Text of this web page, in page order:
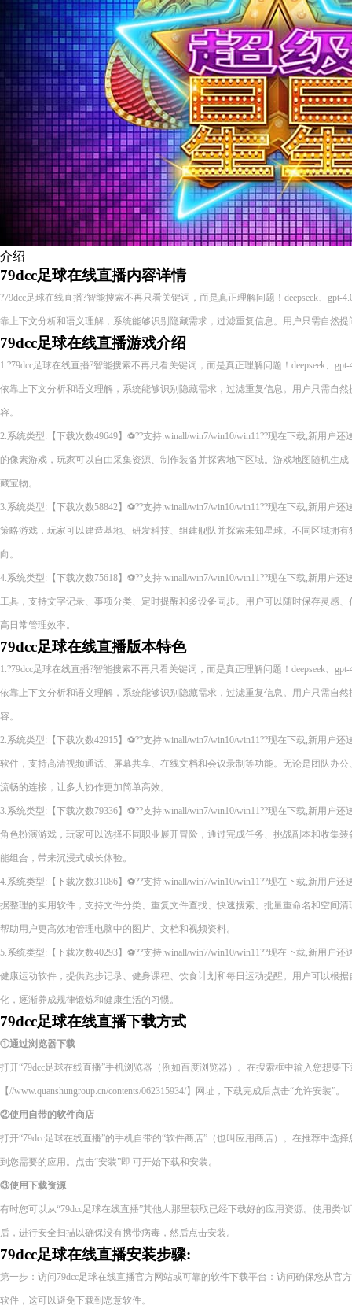
介绍
79dcc足球在线直播内容详情
?79dcc足球在线直播?智能搜索不再只看关键词，而是真正理解问题！deepseek、gpt-
靠上下文分析和语义理解，系统能够识别隐藏需求，过滤重复信息。用户只需自然
79dcc足球在线直播游戏介绍
1.?79dcc足球在线直播?智能搜索不再只看关键词，而是真正理解问题！deepseek、
依靠上下文分析和语义理解，系统能够识别隐藏需求，过滤重复信息。用户只需自
容。
2.系统类型:【下载次数49649】⚽??支持:winall/win7/win10/win11??现在下载,新用户
的像素游戏，玩家可以自由采集资源、制作装备并探索地下区域。游戏地图随机生
藏宝物。
3.系统类型:【下载次数58842】⚽??支持:winall/win7/win10/win11??现在下载,新用户
策略游戏，玩家可以建造基地、研发科技、组建舰队并探索未知星球。不同区域拥
向。
4.系统类型:【下载次数75618】⚽??支持:winall/win7/win10/win11??现在下载,新用户
工具，支持文字记录、事项分类、定时提醒和多设备同步。用户可以随时保存灵感
高日常管理效率。
79dcc足球在线直播版本特色
1.?79dcc足球在线直播?智能搜索不再只看关键词，而是真正理解问题！deepseek、
依靠上下文分析和语义理解，系统能够识别隐藏需求，过滤重复信息。用户只需自
容。
2.系统类型:【下载次数42915】⚽??支持:winall/win7/win10/win11??现在下载,新用户
软件，支持高清视频通话、屏幕共享、在线文档和会议录制等功能。无论是团队办
流畅的连接，让多人协作更加简单高效。
3.系统类型:【下载次数79336】⚽??支持:winall/win7/win10/win11??现在下载,新用户
角色扮演游戏，玩家可以选择不同职业展开冒险，通过完成任务、挑战副本和收集
能组合，带来沉浸式成长体验。
4.系统类型:【下载次数31086】⚽??支持:winall/win7/win10/win11??现在下载,新用户
据整理的实用软件，支持文件分类、重复文件查找、快速搜索、批量重命名和空间
帮助用户更高效地管理电脑中的图片、文档和视频资料。
5.系统类型:【下载次数40293】⚽??支持:winall/win7/win10/win11??现在下载,新用户
健康运动软件，提供跑步记录、健身课程、饮食计划和每日运动提醒。用户可以根
化，逐渐养成规律锻炼和健康生活的习惯。
79dcc足球在线直播下载方式
①通过浏览器下载
打开“79dcc足球在线直播”手机浏览器（例如百度浏览器）。在搜索框中输入您想要
【//www.quanshungroup.cn/contents/062315934/】网址，下载完成后点击“允许安装”。
②使用自带的软件商店
打开“79dcc足球在线直播”的手机自带的“软件商店”（也叫应用商店）。在推荐中选
到您需要的应用。点击“安装”即 可开始下载和安装。
③使用下载资源
有时您可以从“79dcc足球在线直播”其他人那里获取已经下载好的应用资源。使用类
后，进行安全扫描以确保没有携带病毒，然后点击安装。
79dcc足球在线直播安装步骤:
第一步：访问79dcc足球在线直播官方网站或可靠的软件下载平台：访问确保您从官
软件，这可以避免下载到恶意软件。